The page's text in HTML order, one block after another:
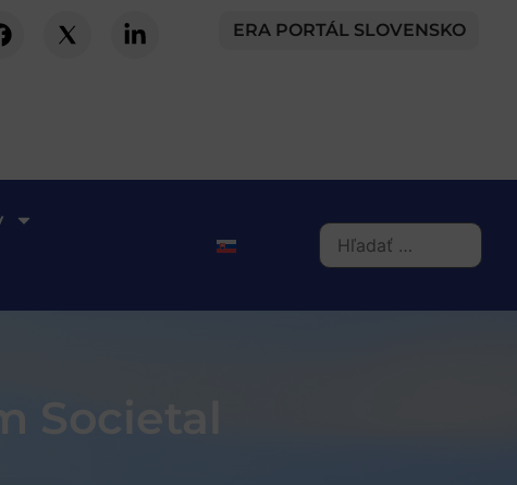
ERA PORTÁL SLOVENSKO
Societal